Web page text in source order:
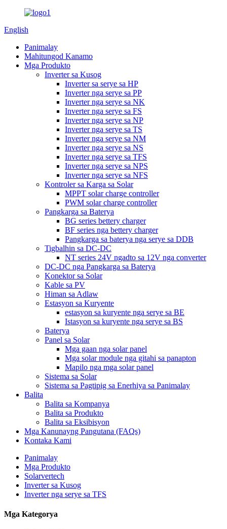
English
Panimalay
Mahitungod Kanamo
Mga Produkto
Inverter sa Kusog
Inverter sa serye sa HP
Inverter nga serye sa PP
Inverter nga serye sa NK
Inverter nga serye sa FS
Inverter nga serye sa NP
Inverter nga serye sa TS
Inverter nga serye sa NM
Inverter nga serye sa NS
Inverter nga serye sa TFS
Inverter nga serye sa NPS
Inverter nga serye sa NFS
Kontroler sa Karga sa Solar
MPPT solar charge controller
PWM solar charge controller
Pangkarga sa Baterya
BG series bettery charger
BF series nga bettery charger
Pangkarga sa baterya nga serye sa DDB
Tigbalhin sa DC-DC
NT series 24V ngadto sa 12V nga converter
DC-DC nga Pangkarga sa Baterya
Konektor sa Solar
Kable sa PV
Himan sa Adlaw
Estasyon sa Kuryente
estasyon sa kuryente nga serye sa BE
Istasyon sa kuryente nga serye sa BS
Baterya
Panel sa Solar
Mga gaan nga solar panel
Mga solar module nga gitahi sa panapton
Mapilo nga mga solar panel
Sistema sa Solar
Sistema sa Pagtipig sa Enerhiya sa Panimalay
Balita
Balita sa Kompanya
Balita sa Produkto
Balita sa Eksibisyon
Mga Kanunayng Pangutana (FAQs)
Kontaka Kami
Panimalay
Mga Produkto
Solarvertech
Inverter sa Kusog
Inverter nga serye sa TFS
Mga Kategorya